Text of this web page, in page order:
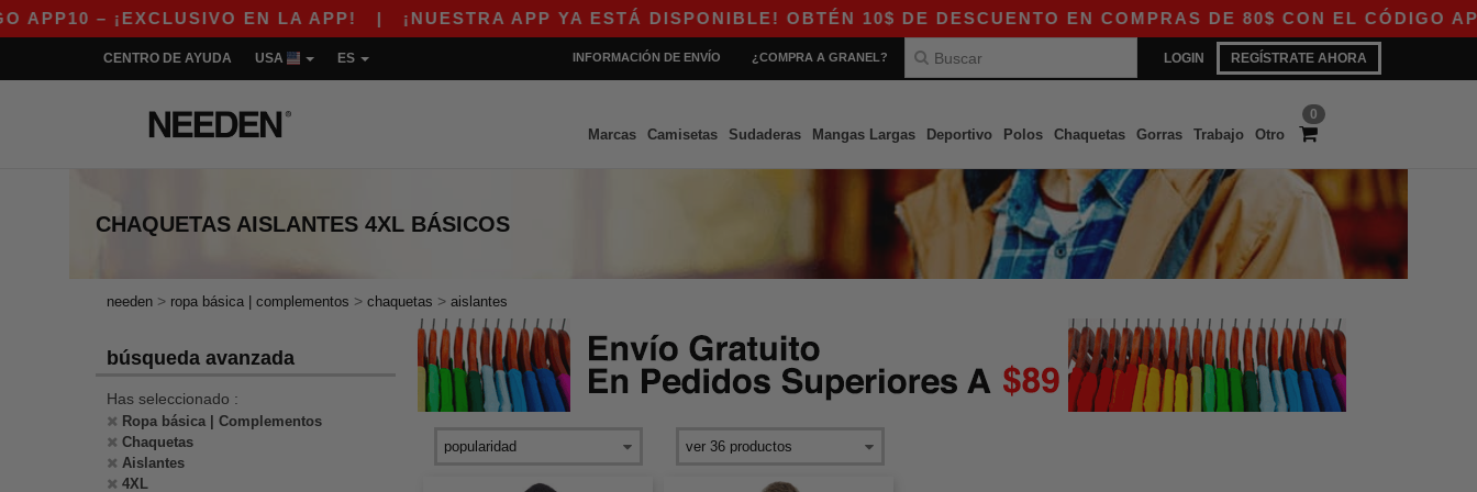
– ¡EXCLUSIVO EN LA APP!| ¡NUESTRA APP YA ESTÁ DISPONIBLE! OBTÉN 10$ DE DESCUENTO EN COMPRAS DE 80$ CON EL CÓDIGO
LOGIN REGÍSTRATE AHORA
CENTRO DE AYUDA USA ES INFORMACIÓN DE ENVÍO ¿COMPRA A GRANEL?
0
Marcas Camisetas Sudaderas Mangas Largas Deportivo Polos Chaquetas Gorras Trabajo Otro
CHAQUETAS AISLANTES 4XL BÁSICOS
needen > ropa básica | complementos > chaquetas > aislantes
búsqueda avanzada
Has seleccionado :
Ropa básica | Complementos
Chaquetas
Aislantes
4XL